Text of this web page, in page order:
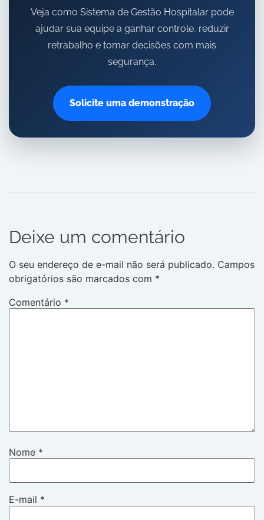
Veja como Sistema de Gestão Hospitalar pode
ajudar sua equipe a ganhar controle, reduzir
retrabalho e tomar decisões com mais
segurança.
Solicite uma demonstração
Deixe um comentário
O seu endereço de e-mail não será publicado. Campos
obrigatórios são marcados com *
Comentário *
Nome *
E-mail *